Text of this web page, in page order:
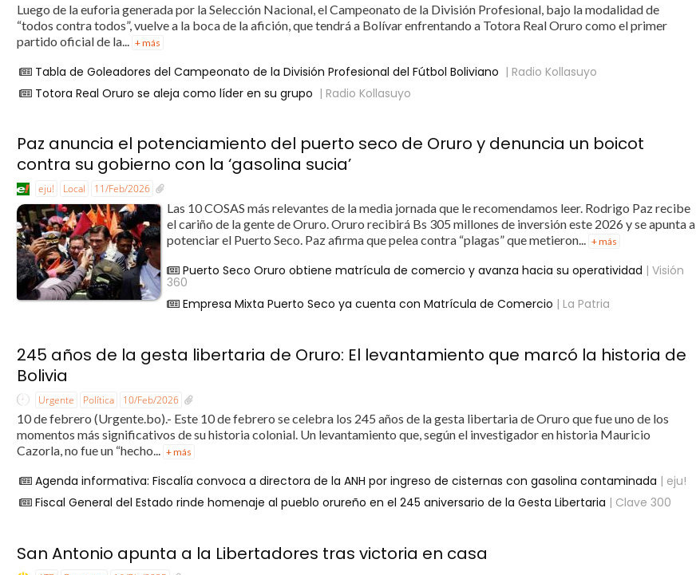
Luego de la euforia generada por la Selección Nacional, el Campeonato de la División Profesional, bajo la modalidad de
“todos contra todos”, vuelve a la boca de la afición, que tendrá a Bolívar enfrentando a Totora Real Oruro como el primer
partido oficial de la...
+ más
Tabla de Goleadores del Campeonato de la División Profesional del Fútbol Boliviano | Radio Kollasuyo
Totora Real Oruro se aleja como líder en su grupo | Radio Kollasuyo
Paz anuncia el potenciamiento del puerto seco de Oruro y denuncia un boicot
contra su gobierno con la ‘gasolina sucia’
eju! Local 11/Feb/2026
Las 10 COSAS más relevantes de la media jornada que le recomendamos leer. Rodrigo Paz recibe
el cariño de la gente de Oruro. Oruro recibirá Bs 305 millones de inversión este 2026 y se apunta a
potenciar el Puerto Seco. Paz afirma que pelea contra “plagas” que metieron... + más
Puerto Seco Oruro obtiene matrícula de comercio y avanza hacia su operatividad | Visión
360
Empresa Mixta Puerto Seco ya cuenta con Matrícula de Comercio | La Patria
245 años de la gesta libertaria de Oruro: El levantamiento que marcó la historia de
Bolivia
Urgente Política 10/Feb/2026
10 de febrero (Urgente.bo).- Este 10 de febrero se celebra los 245 años de la gesta libertaria de Oruro que fue uno de los
momentos más significativos de su historia colonial. Un levantamiento que, según el investigador en historia Mauricio
Cazorla, no fue un “hecho... + más
Agenda informativa: Fiscalía convoca a directora de la ANH por ingreso de cisternas con gasolina contaminada | eju!
Fiscal General del Estado rinde homenaje al pueblo orureño en el 245 aniversario de la Gesta Libertaria | Clave 300
San Antonio apunta a la Libertadores tras victoria en casa